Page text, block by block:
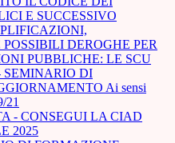
E SUCCESSIVO
DEROGHE PER
PUBBLICHE: LE SCU
SEMINARIO DI
Ai sensi
21
- CONSEGUI LA CIAD
2025